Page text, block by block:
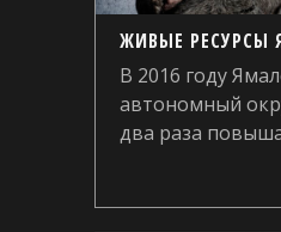
ЖИВЫЕ РЕСУРСЫ
В 2016 году
автономный
два раза